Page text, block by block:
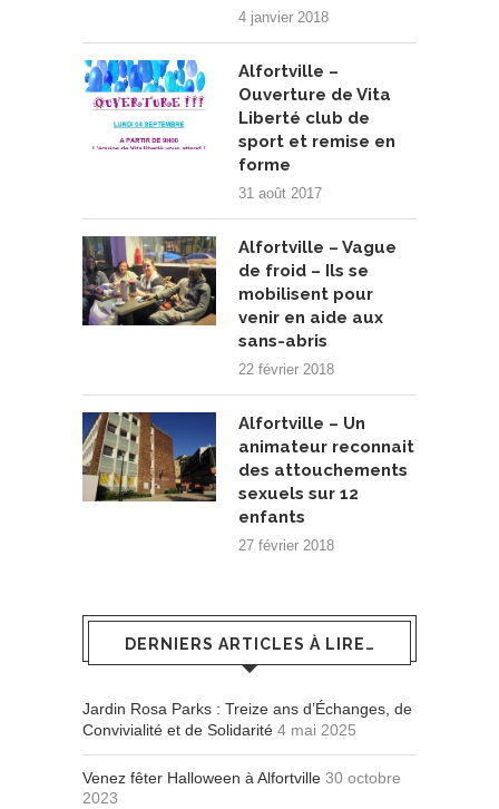
4 janvier 2018
Alfortville –
Ouverture de Vita
Liberté club de
sport et remise en
forme
31 août 2017
Alfortville – Vague
de froid – Ils se
mobilisent pour
venir en aide aux
sans-abris
22 février 2018
Alfortville – Un
animateur reconnait
des attouchements
sexuels sur 12
enfants
27 février 2018
DERNIERS ARTICLES À LIRE…
Jardin Rosa Parks : Treize ans d’Échanges, de
Convivialité et de Solidarité 4 mai 2025
Venez fêter Halloween à Alfortville 30 octobre
2023